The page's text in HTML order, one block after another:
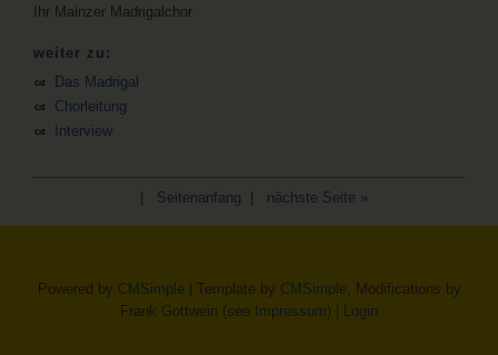
Ihr Mainzer Madrigalchor
weiter zu:
Das Madrigal
Chorleitung
Interview
| Seitenanfang | nächste Seite »
Powered by CMSimple | Template by CMSimple , Modifications by
Frank Gottwein (see Impressum) | Login